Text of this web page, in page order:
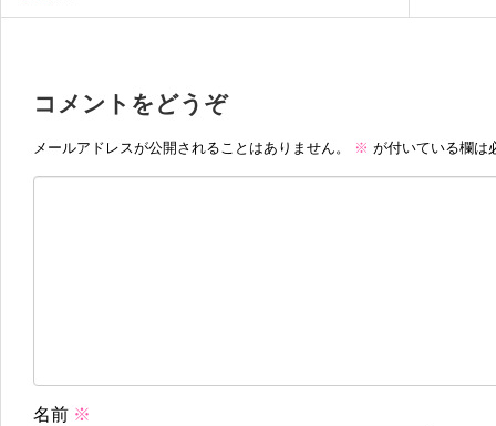
コメントをどうぞ
メールアドレスが公開されることはありません。 ※ が付いている欄は
名前 ※